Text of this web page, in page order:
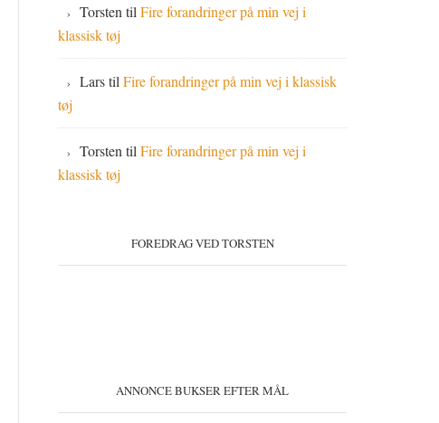
Torsten til Fire forandringer på min vej i
klassisk tøj
Larstil Fire forandringer på min vej i klassisk
tøj
Torsten til Fire forandringer på min vej i
klassisk tøj
FOREDRAG VED TORSTEN
ANNONCE BUKSER EFTER MÅL